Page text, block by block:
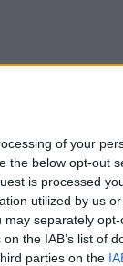
of your
the below opt-out
is processed
utilized by us
may separately
the IAB’s list of
parties on the